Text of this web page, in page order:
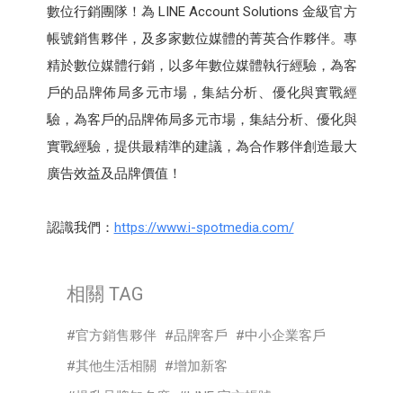
數位行銷團隊！為 LINE Account Solutions 金級官方
帳號銷售夥伴，及多家數位媒體的菁英合作夥伴。專
精於數位媒體行銷，以多年數位媒體執行經驗，為客
戶的品牌佈局多元市場，集結分析、優化與實戰經
驗，為客戶的品牌佈局多元市場，集結分析、優化與
實戰經驗，提供最精準的建議，為合作夥伴創造最大
廣告效益及品牌價值！
認識我們： https://www.i-spotmedia.com/
相關 TAG
官方銷售夥伴 品牌客戶
中小企業客戶
其他生活相關
增加新客